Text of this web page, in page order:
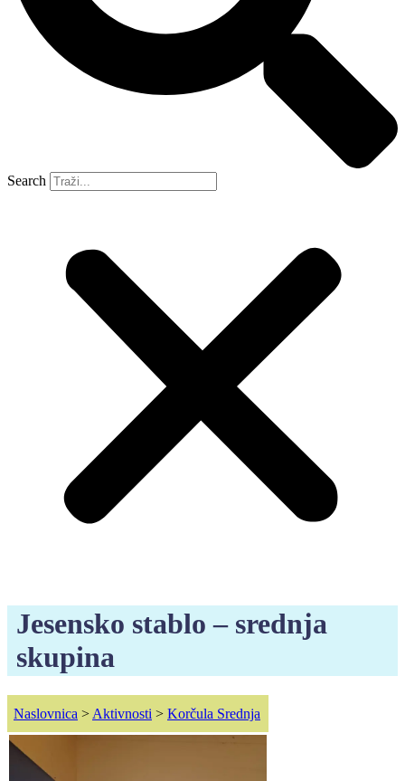
Search
Jesensko stablo – srednja
skupina
Naslovnica > Aktivnosti > Korčula Srednja